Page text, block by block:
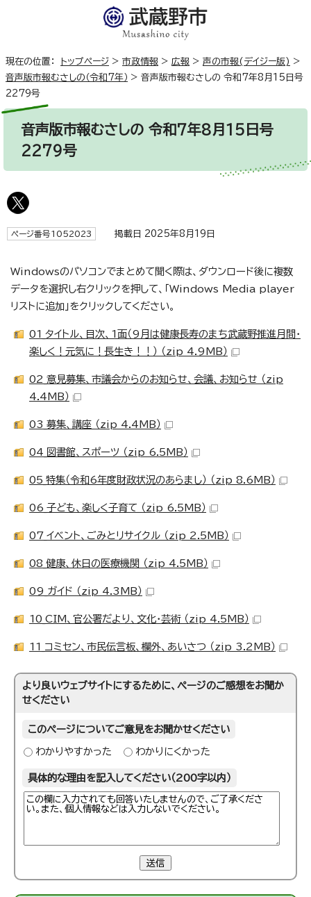
現在の位置： トップページ > 市政情報 > 広報 > 声の市報(デイジー版) >
音声版市報むさしの（令和7年） > 音声版市報むさしの 令和7年8月15日号
2279号
音声版市報むさしの 令和7年8月15日号
2279号
ページ番号1052023 掲載日 2025年8月19日
Windowsのパソコンでまとめて聞く際は、ダウンロード後に複数
データを選択し右クリックを押して、「Windows Media player
リストに追加」をクリックしてください。
01_タイトル、目次、1面（9月は健康長寿のまち武蔵野推進月間・
楽しく！元気に！長生き！！） （zip 4.9MB）
02_意見募集、市議会からのお知らせ、会議、お知らせ （zip
4.4MB）
03_募集、講座 （zip 4.4MB）
04_図書館、スポーツ （zip 6.5MB）
05_特集（令和6年度財政状況のあらまし） （zip 8.6MB）
06_子ども、楽しく子育て （zip 6.5MB）
07_イベント、ごみとリサイクル （zip 2.5MB）
08_健康、休日の医療機関 （zip 4.5MB）
09_ガイド （zip 4.3MB）
10_CIM、官公署だより、文化・芸術 （zip 4.5MB）
11_コミセン、市民伝言板、欄外、あいさつ （zip 3.2MB）
より良いウェブサイトにするために、ページのご感想をお聞か
せください
このページについてご意見をお聞かせください
わかりやすかった わかりにくかった
具体的な理由を記入してください（200字以内）
送信